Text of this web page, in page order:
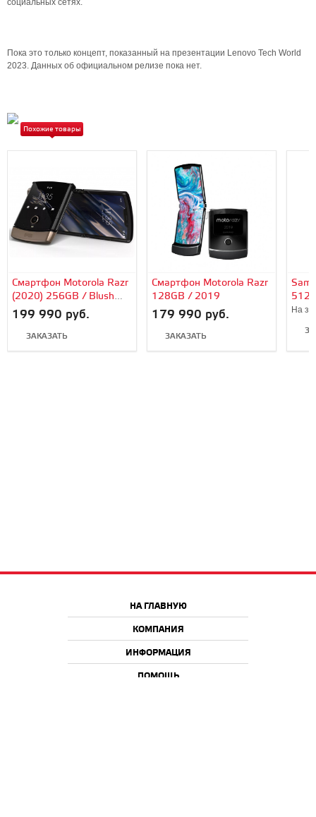
социальных сетях.
Пока это только концепт, показанный на презентации Lenovo Tech World
2023. Данных об официальном релизе пока нет.
Похожие товары
Смартфон Motorola Razr
(2020) 256GB / Blush
Gold
199 990 руб.
ЗАКАЗАТЬ
Смартфон Motorola Razr
128GB / 2019
179 990 руб.
ЗАКАЗАТЬ
На
НА ГЛАВНУЮ
КОМПАНИЯ
ИНФОРМАЦИЯ
ПОМОЩЬ